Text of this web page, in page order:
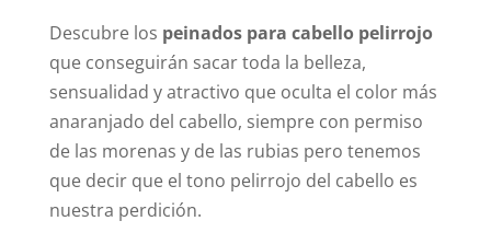
Descubre los peinados para cabello pelirrojo
que conseguirán sacar toda la belleza,
sensualidad y atractivo que oculta el color más
anaranjado del cabello, siempre con permiso
de las morenas y de las rubias pero tenemos
que decir que el tono pelirrojo del cabello es
nuestra perdición.